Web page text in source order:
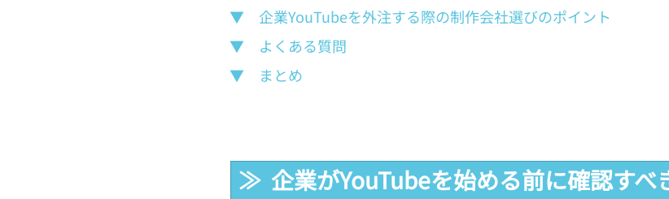
▼　企業YouTubeを外注する際の制作会社選びのポイント
▼　よくある質問
▼　まとめ
≫  企業がYouTubeを始める前に確認すべ